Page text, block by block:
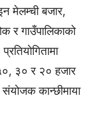
मेलम्ची बजार,
र गाउँपालिकाको
३० र २० हजार
संयोजक कान्छीमाया